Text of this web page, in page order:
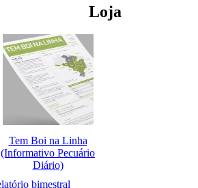
Loja
Tem Boi na Linha
(Informativo Pecuário
Diário)